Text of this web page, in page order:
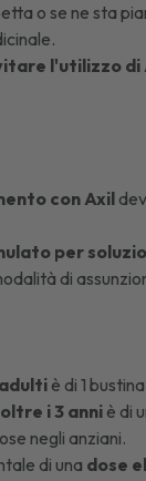
o se ne sta
l'utilizzo di
con Axil
per
di
è di 1
i 3 anni è di
negli anziani.
di una dose